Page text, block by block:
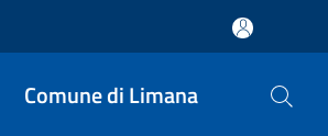
Comune di Limana